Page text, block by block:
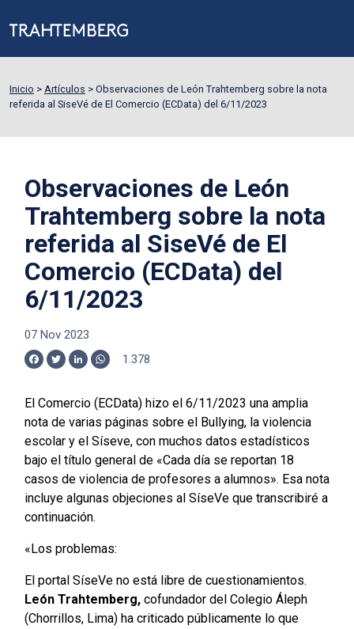
Inicio > Artículos > Observaciones de León Trahtemberg sobre la nota
referida al SiseVé de El Comercio (ECData) del 6/11/2023
Observaciones de León
Trahtemberg sobre la nota
referida al SiseVé de El
Comercio (ECData) del
6/11/2023
07 Nov 2023
Facebook
TwitterLinkedInWhatsApp
1.378
El Comercio (ECData) hizo el 6/11/2023 una amplia
nota de varias páginas sobre el Bullying, la violencia
escolar y el Síseve, con muchos datos estadísticos
bajo el título general de «Cada día se reportan 18
casos de violencia de profesores a alumnos». Esa nota
incluye algunas objeciones al SíseVe que transcribiré a
continuación.
«Los problemas:
El portal SíseVe no está libre de cuestionamientos.
León Trahtemberg,cofundador del Colegio Áleph
(Chorrillos, Lima) ha criticado públicamente lo que